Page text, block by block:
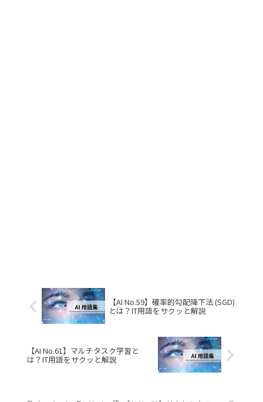
【AI No.59】確率的勾配降下法 (SGD)
とは？IT用語をサクッと解説
【AI No.61】マルチタスク学習と
は？IT用語をサクッと解説